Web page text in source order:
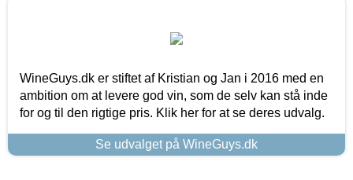
WineGuys.dk er stiftet af Kristian og Jan i 2016 med en
ambition om at levere god vin, som de selv kan stå inde
for og til den rigtige pris. Klik her for at se deres udvalg.
Se udvalget på WineGuys.dk